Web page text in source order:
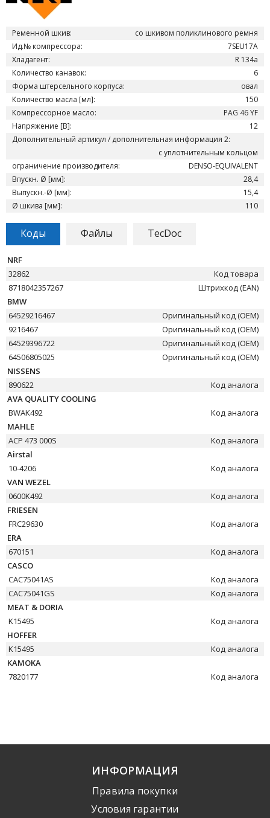
Ременной шкив:
со шкивом поликлинового ремня
Ид.№ компрессора:
7SEU17A
Хладагент:
R 134a
Количество канавок:
6
Форма штерсельного корпуса:
овал
Количество масла [мл]:
150
Компрессорное масло:
PAG 46 YF
Напряжение [В]:
12
Дополнительный артикул / дополнительная информация 2:
с уплотнительным кольцом
ограничение производителя:
DENSO-EQUIVALENT
Впускн. Ø [мм]:
28,4
Выпускн.-Ø [мм]:
15,4
Ø шкива [мм]:
110
Коды Файлы TecDoc
NRF
32862
Код товара
8718042357267
Штрихкод (EAN)
BMW
64529216467
Оригинальный код (OEM)
9216467
Оригинальный код (OEM)
64529396722
Оригинальный код (OEM)
64506805025
Оригинальный код (OEM)
NISSENS
890622
Код аналога
AVA QUALITY COOLING
BWAK492
Код аналога
MAHLE
ACP 473 000S
Код аналога
Airstal
10-4206
Код аналога
VAN WEZEL
0600K492
Код аналога
FRIESEN
FRC29630
Код аналога
ERA
670151
Код аналога
CASCO
CAC75041AS
Код аналога
CAC75041GS
Код аналога
MEAT & DORIA
K15495
Код аналога
HOFFER
K15495
Код аналога
KAMOKA
7820177
Код аналога
ИНФОРМАЦИЯ
Правила покупки
Условия гарантии